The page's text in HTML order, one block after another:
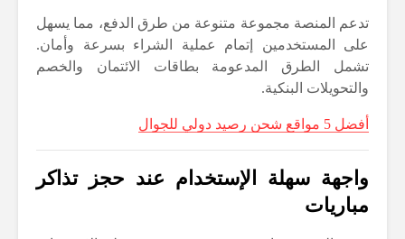
تدعم المنصة مجموعة متنوعة من طرق الدفع، مما يسهل
على المستخدمين إتمام عملية الشراء بسرعة وأمان.
تشمل الطرق المدعومة بطاقات الائتمان والخصم
والتحويلات البنكية.
أفضل 5 مواقع شحن رصيد دولي للجوال
واجهة سهلة الإستخدام عند حجز تذاكر
مباريات